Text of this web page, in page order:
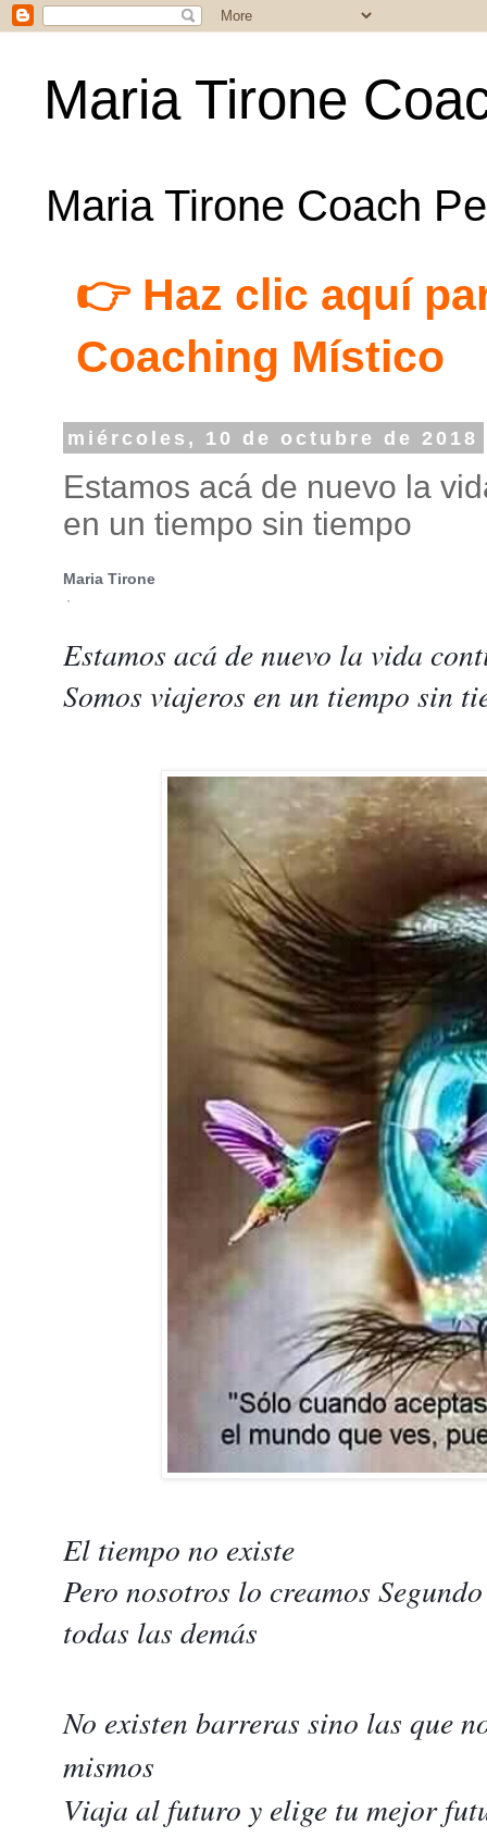
Maria Tirone
Maria Tirone Coach
👉 Haz clic aquí
Coaching Místico
miércoles, 10 de octubre de 2018
Estamos acá de nuevo la
en un tiempo sin tiempo
Maria Tirone
·
Estamos acá de nuevo la vida
Somos viajeros en un tiempo sin
El tiempo no existe
Pero nosotros lo creamos
todas las demás
No existen barreras sino las que
mismos
Viaja al futuro y elige tu mejor